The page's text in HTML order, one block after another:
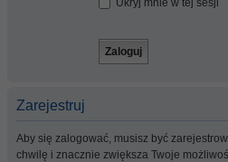
Ukryj mnie w tej sesji
Zarejestruj
Aby się zalogować, musisz być
chwilę i znacznie zwiększa Twoje